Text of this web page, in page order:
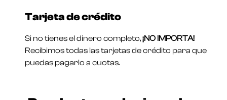
Tarjeta de crédito
Si no tienes el dinero completo,¡NO IMPORTA!
Recibimos todas las tarjetas de crédito para que
puedas pagarlo a cuotas.